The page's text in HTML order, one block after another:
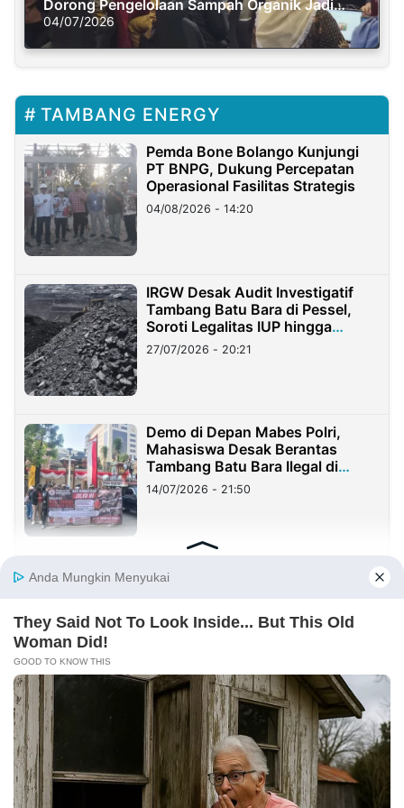
Dorong Pengelolaan Sampah Organik Jadi
Solusi Krisis Iklim
04/07/2026
TAMBANG ENERGY
Pemda Bone Bolango Kunjungi
PT BNPG, Dukung Percepatan
Operasional Fasilitas Strategis
04/08/2026 - 14:20
IRGW Desak Audit Investigatif
Tambang Batu Bara di Pessel,
Soroti Legalitas IUP hingga
Stockpile
27/07/2026 - 20:21
Demo di Depan Mabes Polri,
Mahasiswa Desak Berantas
Tambang Batu Bara Ilegal di
Lampung
14/07/2026 - 21:50
PT BNPG Tegaskan Komitmen
12/07/2026 - 10:40
Aktivis Ingatkan Bupati Sumenep,
Segera Stop Tambang Galian C
Sebelum Makam Asta Tinggi
Longsor
09/07/2026 - 08:05